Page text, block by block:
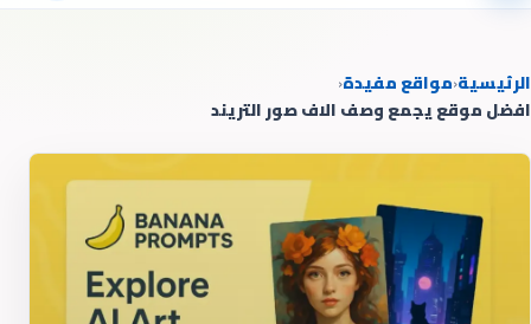
الرئيسية‹مواقع مفيدة‹
افضل موقع يجمع وصف الاف صور التريند